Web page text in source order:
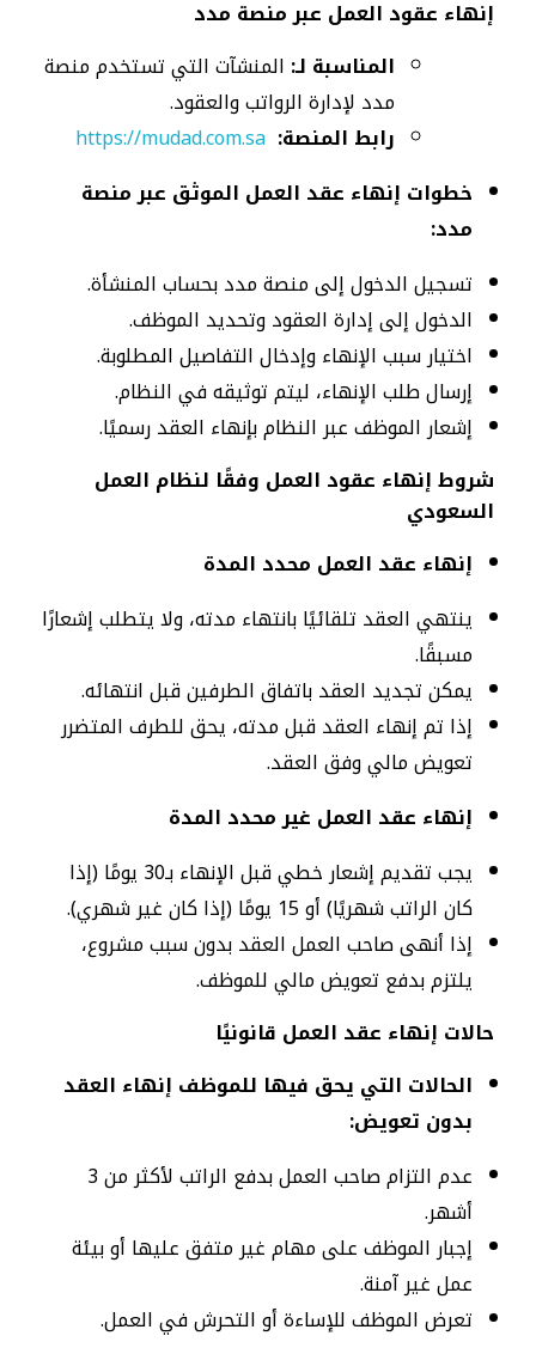
إنهاء عقود العمل عبر منصة مدد
المناسبة لـ: المنشآت التي تستخدم منصة
مدد لإدارة الرواتب والعقود.
رابط المنصة: https://mudad.com.sa
خطوات إنهاء عقد العمل الموثق عبر منصة
مدد:
تسجيل الدخول إلى منصة مدد بحساب المنشأة.
الدخول إلى إدارة العقود وتحديد الموظف.
اختيار سبب الإنهاء وإدخال التفاصيل المطلوبة.
إرسال طلب الإنهاء، ليتم توثيقه في النظام.
إشعار الموظف عبر النظام بإنهاء العقد رسميًا.
شروط إنهاء عقود العمل وفقًا لنظام العمل
السعودي
إنهاء عقد العمل محدد المدة
ينتهي العقد تلقائيًا بانتهاء مدته، ولا يتطلب إشعارًا
مسبقًا.
يمكن تجديد العقد باتفاق الطرفين قبل انتهائه.
إذا تم إنهاء العقد قبل مدته، يحق للطرف المتضرر
تعويض مالي وفق العقد.
إنهاء عقد العمل غير محدد المدة
يجب تقديم إشعار خطي قبل الإنهاء بـ30 يومًا (إذا
كان الراتب شهريًا) أو 15 يومًا (إذا كان غير شهري).
إذا أنهى صاحب العمل العقد بدون سبب مشروع،
يلتزم بدفع تعويض مالي للموظف.
حالات إنهاء عقد العمل قانونيًا
الحالات التي يحق فيها للموظف إنهاء العقد
بدون تعويض:
عدم التزام صاحب العمل بدفع الراتب لأكثر من 3
أشهر.
إجبار الموظف على مهام غير متفق عليها أو بيئة
عمل غير آمنة.
تعرض الموظف للإساءة أو التحرش في العمل.